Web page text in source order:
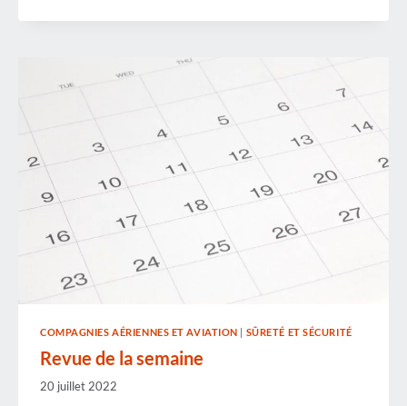
PROCÉDURES
DE
AÉROPORTS
AMÉRICAINS
LES
APPAREILS
ÉLECTRONIQUES
DANS
LES
BAGAGES
MAIN
COMPAGNIES AÉRIENNES ET AVIATION | SÛRETÉ ET SÉCURITÉ
Revue de la semaine
20 juillet 2022